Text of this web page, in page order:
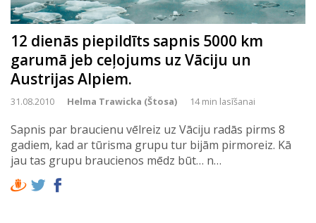
12 dienās piepildīts sapnis 5000 km
garumā jeb ceļojums uz Vāciju un
Austrijas Alpiem.
31.08.2010 Helma Trawicka (Štosa) 14 min lasīšanai
Sapnis par braucienu vēlreiz uz Vāciju radās pirms 8
gadiem, kad ar tūrisma grupu tur bijām pirmoreiz. Kā
jau tas grupu braucienos mēdz būt… n…